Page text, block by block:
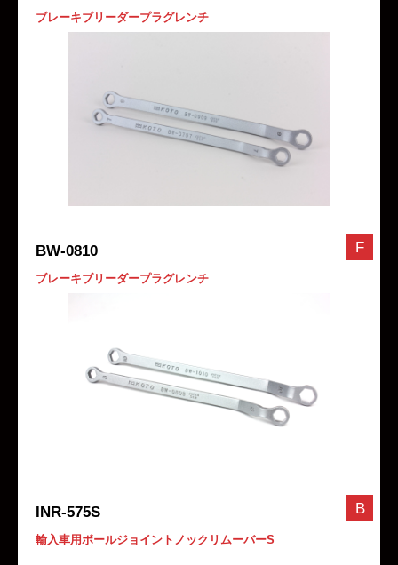
ブレーキブリーダープラグレンチ
BW-0810
ブレーキブリーダープラグレンチ
F
INR-575S
輸入車用ボールジョイントノックリムーバーS
B